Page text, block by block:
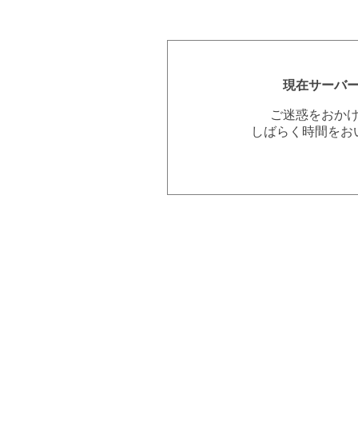
現在サーバ
ご迷惑をおか
しばらく時間を